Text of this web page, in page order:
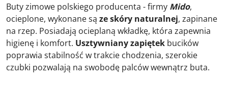
Buty zimowe polskiego producenta - firmy Mido,
ocieplone, wykonane są ze skóry naturalnej, zapinane
na rzep. Posiadają ocieplaną wkładkę, która zapewnia
higienę i komfort. Usztywniany zapiętek bucików
poprawia stabilność w trakcie chodzenia, szerokie
czubki pozwalają na swobodę palców wewnątrz buta.